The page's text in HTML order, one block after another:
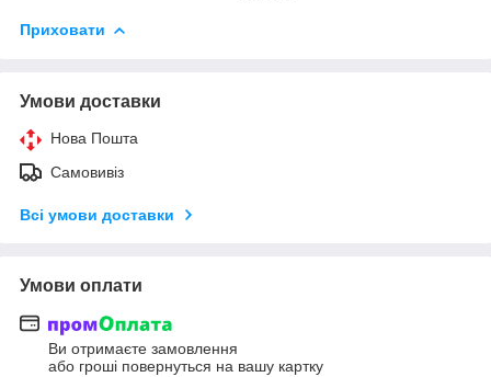
Приховати
Умови доставки
Нова Пошта
Самовивіз
Всі умови доставки
Умови оплати
Ви отримаєте замовлення
або гроші повернуться на вашу картку